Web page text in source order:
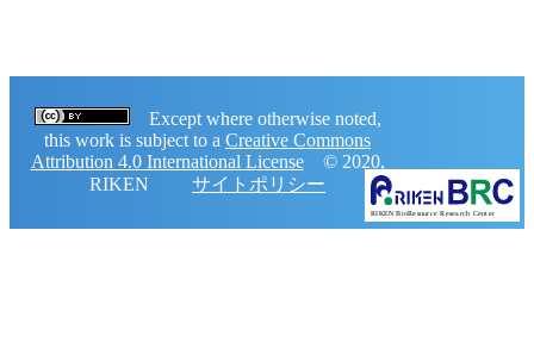
Except where otherwise noted,
this work is subject to a Creative Commons
Attribution 4.0 International License© 2020,
RIKEN サイトポリシー